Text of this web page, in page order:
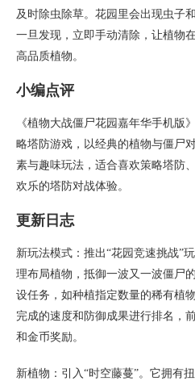
及时除虫除草。花园里会出现虫子
一旦发现，立即手动清除，让植物
高品质植物。
小编点评
《植物大战僵尸花园嘉年华手机版
略塔防游戏，以经典的植物与僵尸
素与趣味玩法，适合喜欢策略塔防
欢乐的塔防对战体验。
更新日志
新玩法模式：推出“花园竞速挑战”
理布局植物，抵御一波又一波僵尸
设任务，如种植指定数量的稀有植
完成的速度和防御成果进行排名，
和金币奖励。
新植物：引入“时空藤蔓”。它拥有